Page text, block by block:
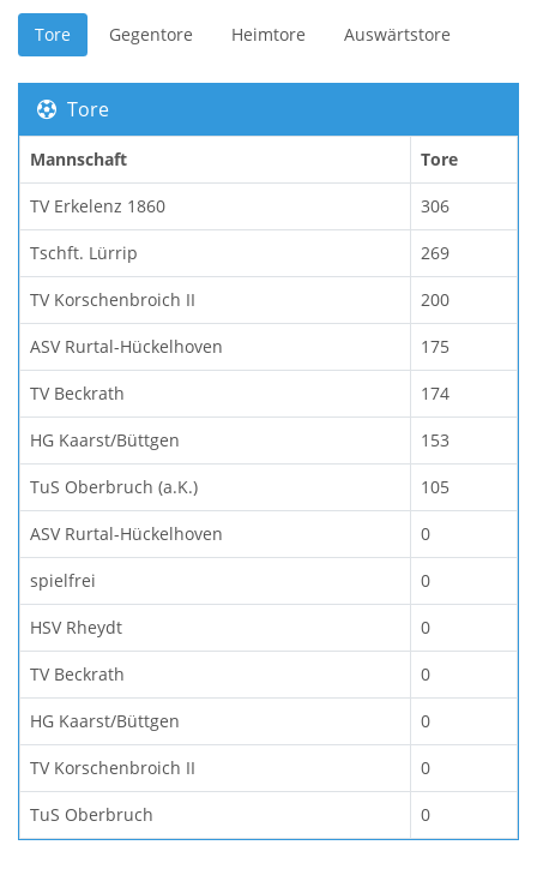
Tore Gegentore Heimtore Auswärtstore
Tore
Mannschaft Tore
TV Erkelenz 1860 306
Tschft. Lürrip 269
TV Korschenbroich II 200
ASV Rurtal-Hückelhoven 175
TV Beckrath 174
HG Kaarst/Büttgen 153
TuS Oberbruch (a.K.) 105
ASV Rurtal-Hückelhoven 0
spielfrei 0
HSV Rheydt 0
TV Beckrath 0
HG Kaarst/Büttgen 0
TV Korschenbroich II 0
TuS Oberbruch 0